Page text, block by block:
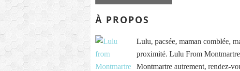
À PROPOS
Lulu, pacsée, maman comblée,
proximité. Lulu From
Montmartre autrement, rendez-